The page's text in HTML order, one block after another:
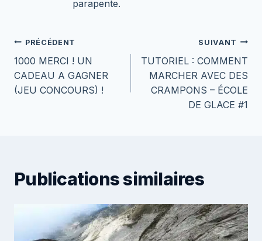
parapente.
Navigation
de
l’article
PRÉCÉDENT
1000 MERCI ! UN
CADEAU A GAGNER
(JEU CONCOURS) !
SUIVANT
TUTORIEL : COMMENT
MARCHER AVEC DES
CRAMPONS – ÉCOLE
DE GLACE #1
Publications similaires